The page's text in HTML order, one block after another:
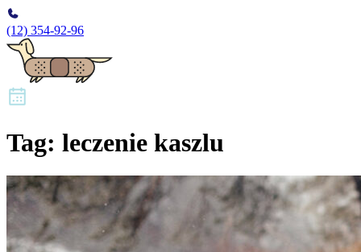
(12) 354-92-96
Tag: leczenie kaszlu